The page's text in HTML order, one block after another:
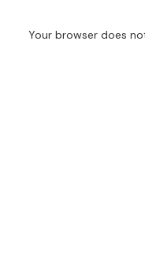
Your browser does